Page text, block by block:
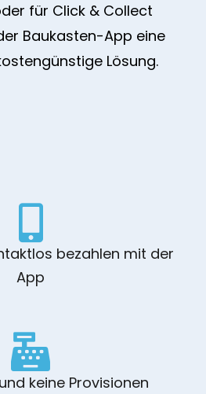
für Click & Collect
Baukasten-App eine
Lösung.
bezahlen mit der
App
keine Provisionen